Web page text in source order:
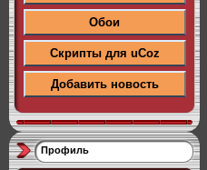
Обои
Скрипты для uCoz
Добавить новость
Профиль